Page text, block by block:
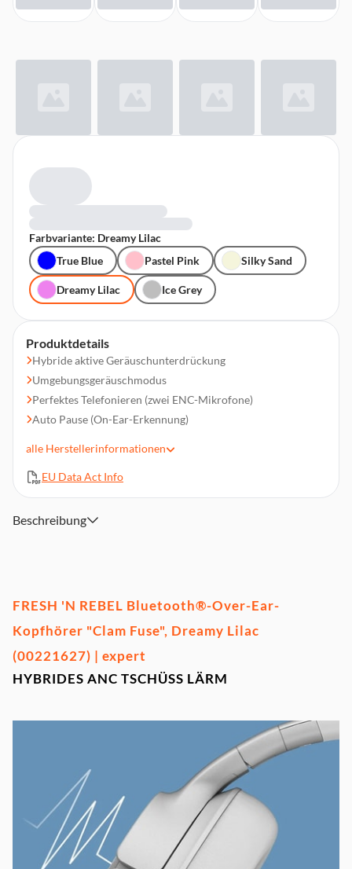
Produktdetails
Hybride aktive Geräuschunterdrückung
Umgebungsgeräuschmodus
Perfektes Telefonieren (zwei ENC-Mikrofone)
Auto Pause (On-Ear-Erkennung)
Lautstärkeregler und Wiedergabe-/Pause-Tasten
45 Stunden Wiedergabezeit
alle Herstellerinformationen
EU Data Act Info
Farbvariante: Dreamy Lilac
True Blue
Pastel Pink Silky Sand
Dreamy Lilac Ice Grey
Beschreibung
FRESH 'N REBEL Bluetooth®-Over-Ear-
Kopfhörer "Clam Fuse", Dreamy Lilac
(00221627) | expert
HYBRIDES ANC TSCHÜSS LÄRM